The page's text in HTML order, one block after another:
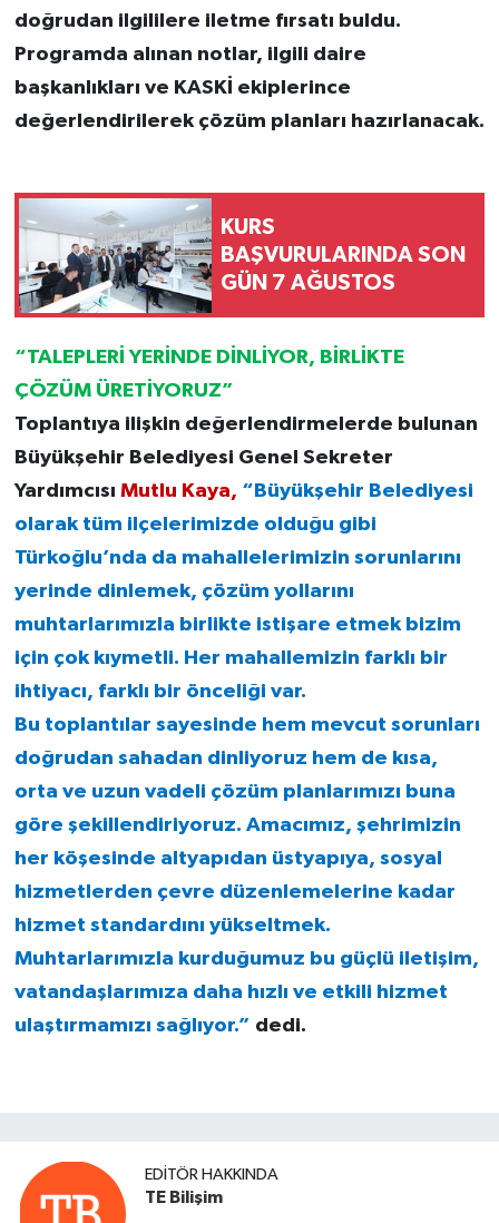
doğrudan ilgililere iletme fırsatı buldu.
Programda alınan notlar, ilgili daire
başkanlıkları ve KASKİ ekiplerince
değerlendirilerek çözüm planları hazırlanacak.
KURS
BAŞVURULARINDA SON
GÜN 7 AĞUSTOS
“TALEPLERİ YERİNDE DİNLİYOR, BİRLİKTE
ÇÖZÜM ÜRETİYORUZ”
Toplantıya ilişkin değerlendirmelerde bulunan
Büyükşehir Belediyesi Genel Sekreter
Yardımcısı Mutlu Kaya, “Büyükşehir Belediyesi
olarak tüm ilçelerimizde olduğu gibi
Türkoğlu’nda da mahallelerimizin sorunlarını
yerinde dinlemek, çözüm yollarını
muhtarlarımızla birlikte istişare etmek bizim
için çok kıymetli. Her mahallemizin farklı bir
ihtiyacı, farklı bir önceliği var.
Bu toplantılar sayesinde hem mevcut sorunları
doğrudan sahadan dinliyoruz hem de kısa,
orta ve uzun vadeli çözüm planlarımızı buna
göre şekillendiriyoruz. Amacımız, şehrimizin
her köşesinde altyapıdan üstyapıya, sosyal
hizmetlerden çevre düzenlemelerine kadar
hizmet standardını yükseltmek.
Muhtarlarımızla kurduğumuz bu güçlü iletişim,
vatandaşlarımıza daha hızlı ve etkili hizmet
ulaştırmamızı sağlıyor.” dedi.
EDITÖR HAKKINDA
TE Bilişim